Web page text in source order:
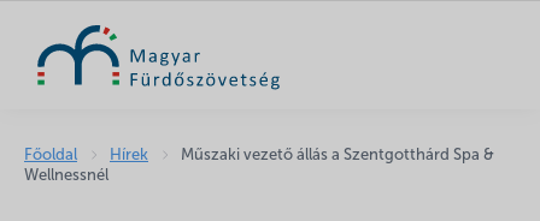
Főoldal Hírek
Műszaki vezető állás a Szentgotthárd Spa &
Wellnessnél